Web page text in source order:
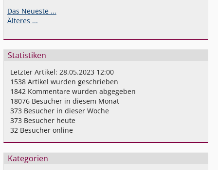
Das Neueste ...
Älteres ...
Statistiken
Letzter Artikel:28.05.2023 12:00
1538 Artikel wurden geschrieben
1842 Kommentare wurden abgegeben
18076 Besucher in diesem Monat
373 Besucher in dieser Woche
373 Besucher heute
32 Besucher online
Kategorien